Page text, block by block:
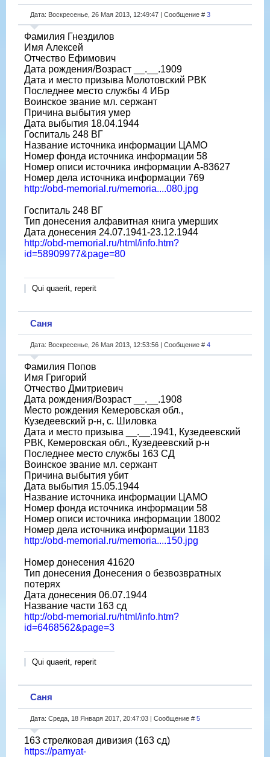
Дата: Воскресенье, 26 Мая 2013, 12:49:47 | Сообщение # 3
Фамилия Гнездилов
Имя Алексей
Отчество Ефимович
Дата рождения/Возраст __.__.1909
Дата и место призыва Молотовский РВК
Последнее место службы 4 ИБр
Воинское звание мл. сержант
Причина выбытия умер
Дата выбытия 18.04.1944
Госпиталь 248 ВГ
Название источника информации ЦАМО
Номер фонда источника информации 58
Номер описи источника информации А-83627
Номер дела источника информации 769
http://obd-memorial.ru/memoria....080.jpg
Госпиталь 248 ВГ
Тип донесения алфавитная книга умерших
Дата донесения 24.07.1941-23.12.1944
http://obd-memorial.ru/html/info.htm?
id=58909977&page=80
Qui quaerit, reperit
Саня
Дата: Воскресенье, 26 Мая 2013, 12:53:56 | Сообщение # 4
Фамилия Попов
Имя Григорий
Отчество Дмитриевич
Дата рождения/Возраст __.__.1908
Место рождения Кемеровская обл.,
Кузедеевский р-н, с. Шиловка
Дата и место призыва __.__.1941, Кузедеевский
РВК, Кемеровская обл., Кузедеевский р-н
Последнее место службы 163 СД
Воинское звание мл. сержант
Причина выбытия убит
Дата выбытия 15.05.1944
Название источника информации ЦАМО
Номер фонда источника информации 58
Номер описи источника информации 18002
Номер дела источника информации 1183
http://obd-memorial.ru/memoria....150.jpg
Номер донесения 41620
Тип донесения Донесения о безвозвратных
потерях
Дата донесения 06.07.1944
Название части 163 сд
http://obd-memorial.ru/html/info.htm?
id=6468562&page=3
Qui quaerit, reperit
Саня
Дата: Среда, 18 Января 2017, 20:47:03 | Сообщение # 5
163 стрелковая дивизия (163 сд)
https://pamyat-